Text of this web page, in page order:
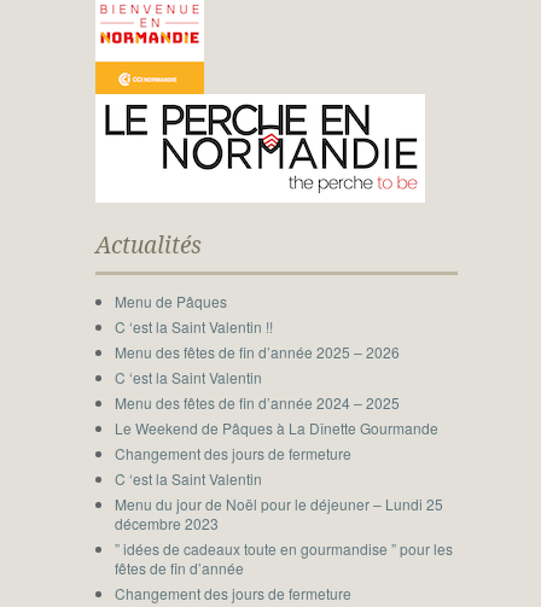
Actualités
Menu de Pâques
C ‘est la Saint Valentin !!
Menu des fêtes de fin d’année 2025 – 2026
C ‘est la Saint Valentin
Menu des fêtes de fin d’année 2024 – 2025
Le Weekend de Pâques à La Dînette Gourmande
Changement des jours de fermeture
C ‘est la Saint Valentin
Menu du jour de Noël pour le déjeuner – Lundi 25
décembre 2023
” idées de cadeaux toute en gourmandise ” pour les
fêtes de fin d’année
Changement des jours de fermeture